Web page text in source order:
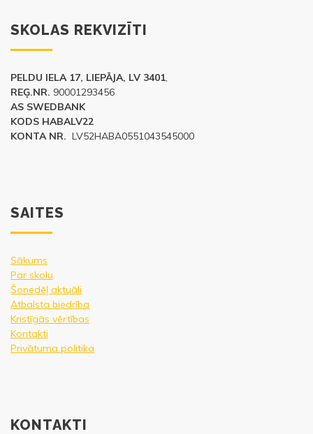
SKOLAS REKVIZĪTI
PELDU IELA 17, LIEPĀJA, LV 3401,
REĢ.NR. 90001293456
AS SWEDBANK
KODS HABALV22
KONTA NR. LV52HABA0551043545000
SAITES
Sākums
Par skolu
Šonedēļ aktuāli
Atbalsta biedrība
Kristīgās vērtības
Kontakti
Privātuma politika
KONTAKTI